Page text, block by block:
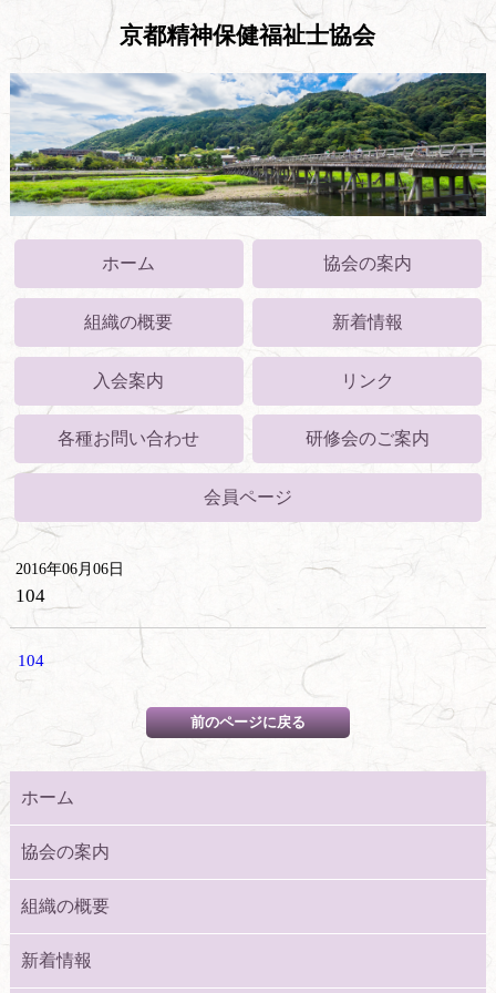
京都精神保健福祉士協会
ホーム 協会の案内
組織の概要 新着情報
入会案内 リンク
各種お問い合わせ 研修会のご案内
会員ページ
2016年06月06日
104
104
ホーム
協会の案内
組織の概要
新着情報